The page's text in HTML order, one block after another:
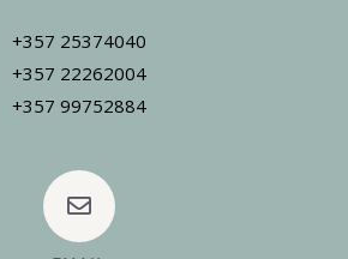
+357 25374040
+357 22262004
+357 99752884